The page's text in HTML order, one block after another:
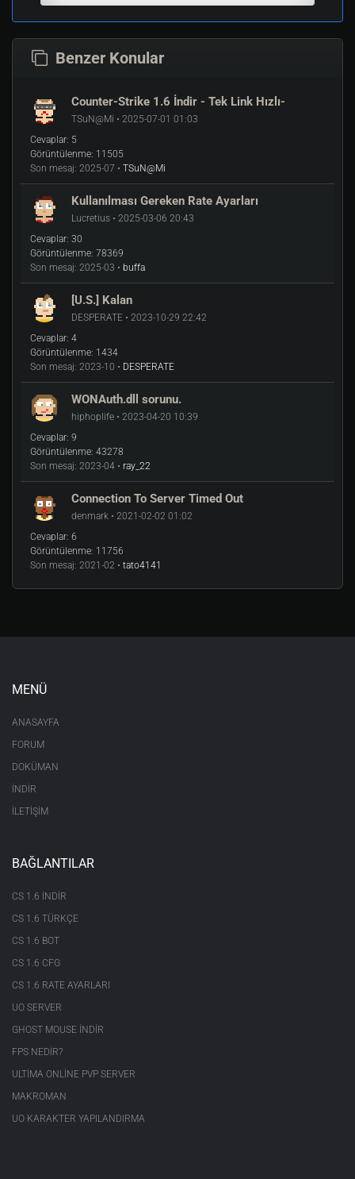
Benzer Konular
Counter-Strike 1.6 İndir - Tek Link Hızlı-
TSuN@Mi • 2025-07-01 01:03
Cevaplar: 5
Görüntülenme: 11505
Son mesaj: 2025-07 • TSuN@Mi
Kullanılması Gereken Rate Ayarları
Lucretius • 2025-03-06 20:43
Cevaplar: 30
Görüntülenme: 78369
Son mesaj: 2025-03 • buffa
[U.S.] Kalan
DESPERATE • 2023-10-29 22:42
Cevaplar: 4
Görüntülenme: 1434
Son mesaj: 2023-10 • DESPERATE
WONAuth.dll sorunu.
hiphoplife • 2023-04-20 10:39
Cevaplar: 9
Görüntülenme: 43278
Son mesaj: 2023-04 • ray_22
Connection To Server Timed Out
denmark • 2021-02-02 01:02
Cevaplar: 6
Görüntülenme: 11756
Son mesaj: 2021-02 • tato4141
MENÜ
ANASAYFA
FORUM
DOKÜMAN
İNDİR
İLETİŞİM
BAĞLANTILAR
CS 1.6 INDIR
CS 1.6 TÜRKÇE
CS 1.6 BOT
CS 1.6 CFG
CS 1.6 RATE AYARLARI
UO SERVER
GHOST MOUSE INDIR
FPS NEDIR?
ULTIMA ONLINE PVP SERVER
MAKROMAN
UO KARAKTER YAPILANDIRMA